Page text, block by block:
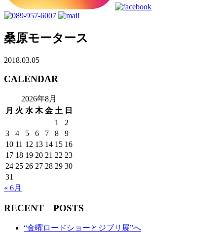
桑原モータース
2018.03.05
CALENDAR
2026年8月
月 火 水 木 金 土 日
1
2
3
4 5 6 7 8
9
10 11 12 13 14 15 16
17 18 19 20 21 22 23
24 25 26 27 28 29 30
31
« 6月
RECENT POSTS
“金曜ロードショーとジブリ展”へ